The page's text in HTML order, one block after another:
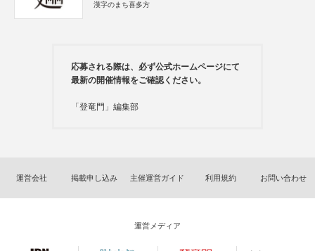
漢字のまち喜多方
応募される際は、必ず公式ホームページにて
最新の開催情報をご確認ください。
「登竜門」編集部
運営会社 掲載申し込み 主催運営ガイド 利用規約 お問い合わせ
運営メディア